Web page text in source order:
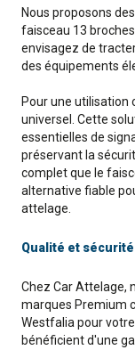
Nous proposons
faisceau 13
envisagez de
des équipements
Pour une utilisation
universel. Cette
essentielles de
préservant la
complet que le
alternative fiable
attelage.
Qualité et
Chez Car Attelage,
marques Premium
Westfalia pour
bénéficient d'une